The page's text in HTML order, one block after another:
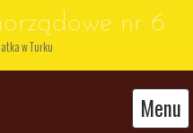
nr 6
w Turku
Menu